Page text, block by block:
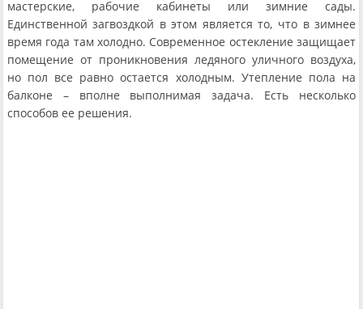
мастерские, рабочие кабинеты или зимние сады.
Единственной загвоздкой в этом является то, что в зимнее
время года там холодно. Современное остекление защищает
помещение от проникновения ледяного уличного воздуха,
но пол все равно остается холодным. Утепление пола на
балконе – вполне выполнимая задача. Есть несколько
способов ее решения.